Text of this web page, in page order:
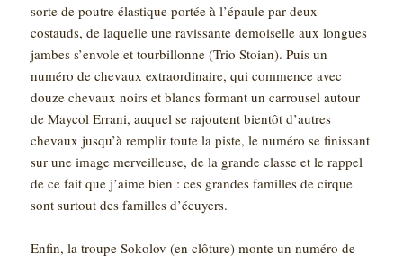
sorte de poutre élastique portée à l’épaule par deux
costauds, de laquelle une ravissante demoiselle aux longues
jambes s’envole et tourbillonne (Trio Stoian). Puis un
numéro de chevaux extraordinaire, qui commence avec
douze chevaux noirs et blancs formant un carrousel autour
de Maycol Errani, auquel se rajoutent bientôt d’autres
chevaux jusqu’à remplir toute la piste, le numéro se finissant
sur une image merveilleuse, de la grande classe et le rappel
de ce fait que j’aime bien : ces grandes familles de cirque
sont surtout des familles d’écuyers.
Enfin, la troupe Sokolov (en clôture) monte un numéro de